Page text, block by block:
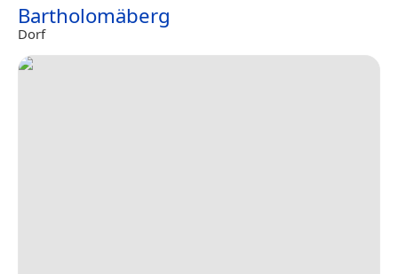
Bartholomäberg
Dorf